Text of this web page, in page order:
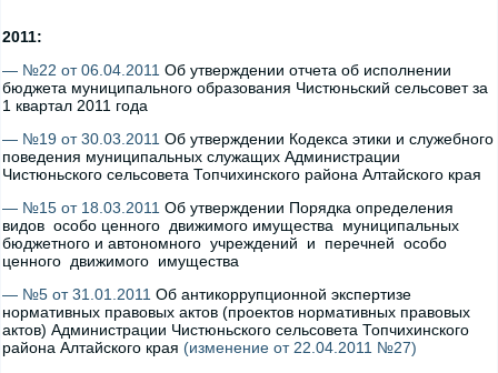
2011:
— №22 от 06.04.2011 Об утверждении отчета об исполнении
бюджета муниципального образования Чистюньский сельсовет за
1 квартал 2011 года
— №19 от 30.03.2011 Об утверждении Кодекса этики и служебного
поведения муниципальных служащих Администрации
Чистюньского сельсовета Топчихинского района Алтайского края
— №15 от 18.03.2011 Об утверждении Порядка определения
видов особо ценного движимого имущества муниципальных
бюджетного и автономного учреждений и перечней особо
ценного движимого имущества
— №5 от 31.01.2011 Об антикоррупционной экспертизе
нормативных правовых актов (проектов нормативных правовых
актов) Администрации Чистюньского сельсовета Топчихинского
района Алтайского края (изменение от 22.04.2011 №27)